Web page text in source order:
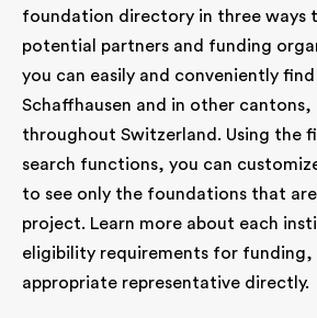
foundation directory in three ways
potential partners and funding
you can easily and conveniently
Schaffhausen and in other
throughout Switzerland. Using the
search functions, you can
to see only the foundations that
project. Learn more about each
eligibility requirements for
appropriate representative directly.